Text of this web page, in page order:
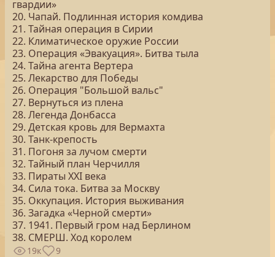
гвардии»
20. Чапай. Подлинная история комдива
21. Тайная операция в Сирии
22. Климатическое оружие России
23. Операция «Эвакуация». Битва тыла
24. Тайна агента Вертера
25. Лекарство для Победы
26. Операция "Большой вальс"
27. Вернуться из плена
28. Легенда Донбасса
29. Детская кровь для Вермахта
30. Танк-крепость
31. Погоня за лучом смерти
32. Тайный план Черчилля
33. Пираты ХХI века
34. Сила тока. Битва за Москву
35. Оккупация. История выживания
36. Загадка «Черной смерти»
37. 1941. Первый гром над Берлином
38. СМЕРШ. Ход королем
19к 9